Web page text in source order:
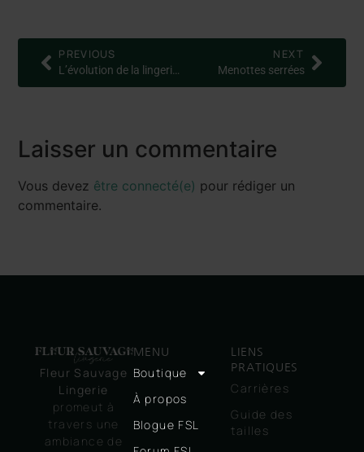
PREVIOUS NEXT
Menottes serrées
Laisser un commentaire
Vous devez être connecté(e) pour rédiger un
commentaire.
Fleur Sauvage
Lingerie
promeut à
travers une
ambiance de
MENU
Boutique
À propos
Blogue FSL
LIENS
PRATIQUES
Carrières
Guide des
tailles